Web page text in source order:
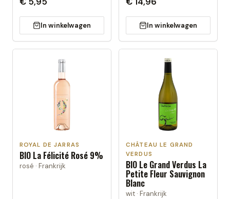
In winkelwagen In winkelwagen
ROYAL DE JARRAS
BIO La Félicité Rosé 9%
rosé · Frankrijk
CHÂTEAU LE GRAND
VERDUS
BIO Le Grand Verdus La
Petite Fleur Sauvignon
Blanc
wit · Frankrijk